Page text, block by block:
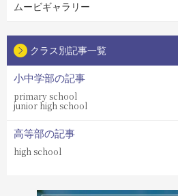
ムービギャラリー
クラス別記事一覧
小中学部の記事
primary school
junior high school
高等部の記事
high school